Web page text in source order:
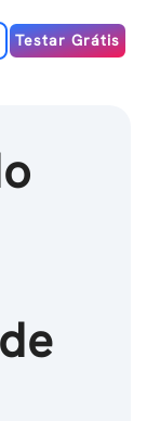
Testar Grátis